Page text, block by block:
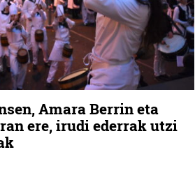
Amara Berrin eta
ere, irudi ederrak utzi